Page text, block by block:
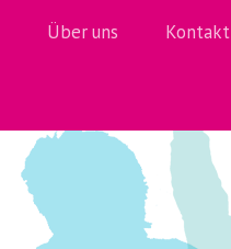
Über uns Kontakt